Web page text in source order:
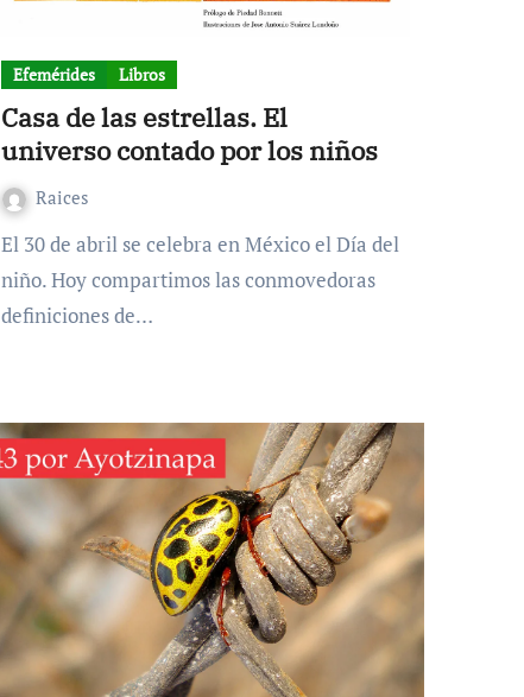
Efemérides Libros
Casa de las estrellas. El
universo contado por los niños
Raices
El 30 de abril se celebra en México el Día del
niño. Hoy compartimos las conmovedoras
definiciones de…